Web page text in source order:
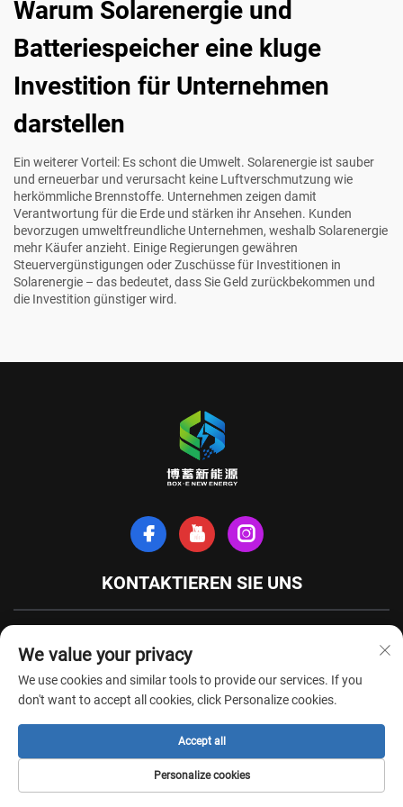
Warum Solarenergie und
Batteriespeicher eine kluge
Investition für Unternehmen
darstellen
Ein weiterer Vorteil: Es schont die Umwelt. Solarenergie ist sauber
und erneuerbar und verursacht keine Luftverschmutzung wie
herkömmliche Brennstoffe. Unternehmen zeigen damit
Verantwortung für die Erde und stärken ihr Ansehen. Kunden
bevorzugen umweltfreundliche Unternehmen, weshalb Solarenergie
mehr Käufer anzieht. Einige Regierungen gewähren
Steuervergünstigungen oder Zuschüsse für Investitionen in
Solarenergie – das bedeutet, dass Sie Geld zurückbekommen und
die Investition günstiger wird.
KONTAKTIEREN SIE UNS
[email protected]
Urheberrechte © Anhui Box-E New Energy Technology Co., Ltd. Alle Rechte
We value your privacy
We use cookies and similar tools to provide our services. If you
don't want to accept all cookies, click Personalize cookies.
Personalize cookies
Accept all